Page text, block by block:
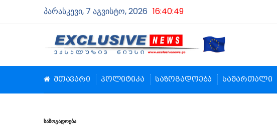
პარასკევი, 7 აგვისტო, 2026 16:40:49
მთავარი პოლიტიკა საზოგადოება სამართალი
საზოგადოება